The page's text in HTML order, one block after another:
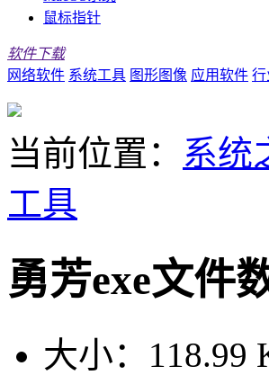
鼠标指针
软件下载
网络软件 系统工具 图形图像 应用软件 行
当前位置： 系统
工具
勇芳exe文件
大小： 118.99